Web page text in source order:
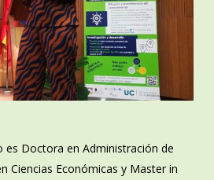
es Doctora en Administración de
Ciencias Económicas y Master in